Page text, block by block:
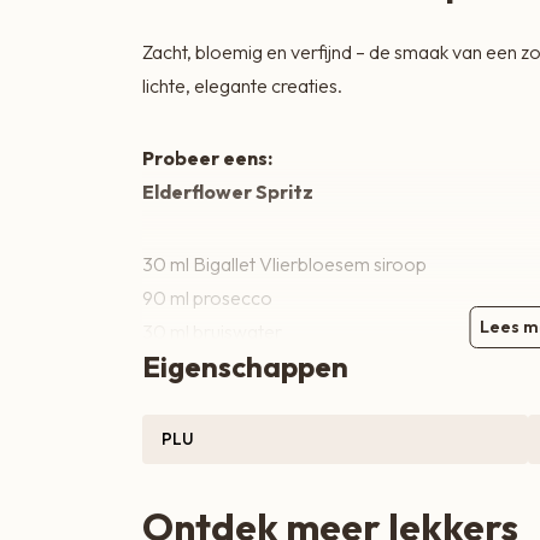
Zacht, bloemig en verfijnd – de smaak van een
lichte, elegante creaties.
Probeer eens:
Elderflower Spritz
30 ml Bigallet Vlierbloesem siroop
90 ml prosecco
IJsblokjes
Serveer in een groot wijnglas met ijs, garneer
Elderflower Mojito
Lees
Eigenschappen
PLU
Ontdek meer lekkers